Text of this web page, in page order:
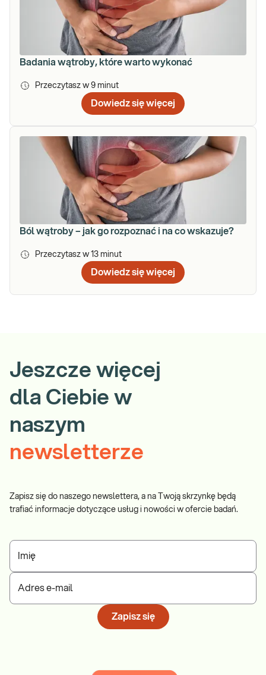
Badania wątroby, które warto wykonać
Przeczytasz w 9 minut
Dowiedz się więcej
Ból wątroby – jak go rozpoznać i na co wskazuje?
Przeczytasz w 13 minut
Dowiedz się więcej
Jeszcze więcej
dla Ciebie w
naszym
newsletterze
Zapisz się do naszego newslettera, a na Twoją skrzynkę będą
trafiać informacje dotyczące usług i nowości w ofercie badań.
Imię
Adres e-mail
Zapisz się